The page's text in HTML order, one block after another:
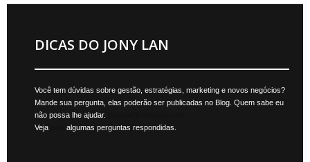
DICAS DO JONY LAN
Você tem dúvidas sobre gestão, estratégias, marketing e novos negócios?
Mande sua pergunta, elas poderão ser publicadas no Blog. Quem sabe eu
não possa lhe ajudar.
Veja
algumas perguntas respondidas.